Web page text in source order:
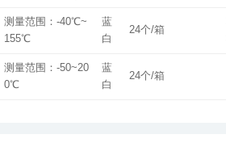
测量范围：-40℃~
155℃
蓝
白
24个/箱
测量范围：-50~20
0℃
蓝
白
24个/箱